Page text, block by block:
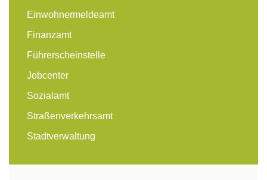
Einwohnermeldeamt
Finanzamt
Führerscheinstelle
Jobcenter
Sozialamt
Straßenverkehrsamt
Stadtverwaltung